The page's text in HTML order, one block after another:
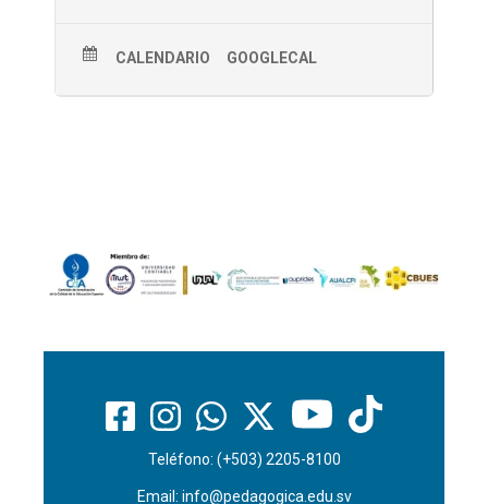
CALENDARIO GOOGLECAL
Teléfono: (+503) 2205-8100
Email: info@pedagogica.edu.sv